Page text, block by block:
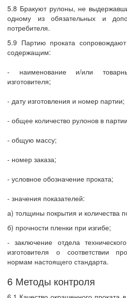
5.8 Бракуют рулоны, не
одному из обязательных и
потребителя.
5.9 Партию проката
содержащим:
- наименование и/или
изготовителя;
- дату изготовления и номер партии;
- общее количество рулонов в
- общую массу;
- номер заказа;
- условное обозначение проката;
- значения показателей:
а) толщины покрытия и количества
б) прочности пленки при изгибе;
- заключение отдела
изготовителя о соответствии
нормам настоящего стандарта.
6 Методы контроля